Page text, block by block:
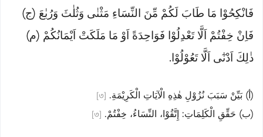
فَانْكِحُوْا مَا طَابَ لَكُمْ مِّنَ النِّسَاءِ مَثْنٰى وَثُلٰثَ وَرُبٰعَ (ج)
فَاِنْ خِفْتُمْ اَلَّا تَعْدِلُوْا فَوَاحِدَةً اَوْ مَا مَلَكَتْ اَيْمَانُكُمْ (م)
ذٰلِكَ اَدْنٰٓى اَلَّا تَعُوْلُوْا.
(أ) بَيِّنْ سَبَبَ نُزُوْلِ هٰذِهِ الْآيَاتِ الْكَرِيْمَةِ. [৩]
(ب) حَقِّقِ الْكَلِمَاتِ: إِتَّقُوْا، النِّسَاءُ، خِفْتُمْ. [৩]